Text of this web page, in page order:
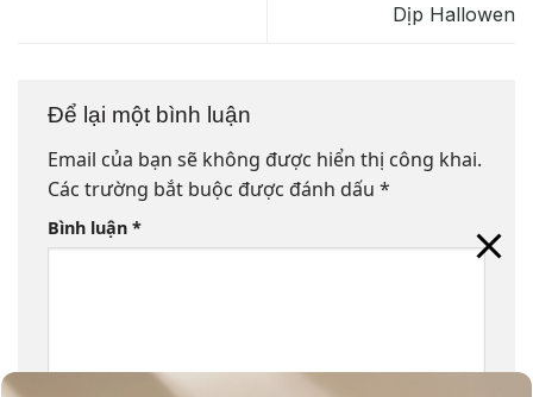
Dịp Hallowen
Để lại một bình luận
Email của bạn sẽ không được hiển thị công khai.
Các trường bắt buộc được đánh dấu *
Bình luận *